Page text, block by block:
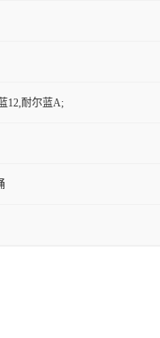
12,耐尔蓝A;